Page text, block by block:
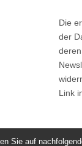
Die
der
Link
Sie auf